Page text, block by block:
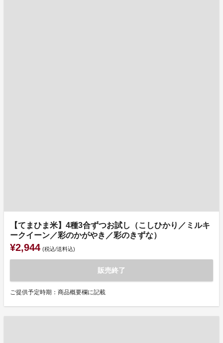
【てまひま米】4種3合ずつお試し（こしひかり／ミルキ
ークイーン／彩のかがやき／彩のきずな）
¥2,944 (税込/送料込)
販売終了
ご提供予定時期：商品概要欄に記載